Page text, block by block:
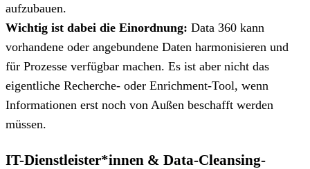
aufzubauen.
Wichtig ist dabei die Einordnung: Data 360 kann
vorhandene oder angebundene Daten harmonisieren und
für Prozesse verfügbar machen. Es ist aber nicht das
eigentliche Recherche- oder Enrichment-Tool, wenn
Informationen erst noch von Außen beschafft werden
müssen.
IT-Dienstleister*innen & Data-Cleansing-